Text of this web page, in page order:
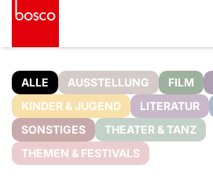
ALLE AUSSTELLUNG FILM
KINDER & JUGEND
LITERATUR
SONSTIGES
THEATER & TANZ
THEMEN & FESTIVALS